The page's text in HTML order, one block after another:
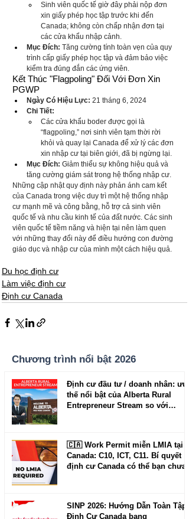
Sinh viên quốc tế giờ đây phải nộp đơn
xin giấy phép học tập trước khi đến
Canada; không còn chấp nhận đơn tại
các cửa khẩu nhập cảnh.
Mục Đích: Tăng cường tính toàn vẹn của quy
trình cấp giấy phép học tập và đảm bảo việc
kiểm tra đúng đắn các ứng viên.
Kết Thúc "Flagpoling" Đối Với Đơn Xin
PGWP
Ngày Có Hiệu Lực: 21 tháng 6, 2024
Chi Tiết:
Các cửa khẩu boder được gọi là
“flagpoling,” nơi sinh viên tạm thời rời
khỏi và quay lại Canada để xử lý các đơn
xin nhập cư tại biên giới, đã bị ngừng lại.
Mục Đích: Giảm thiểu sự không hiệu quả và
tăng cường giám sát trong hệ thống nhập cư.
Những cập nhật quy định này phản ánh cam kết
của Canada trong việc duy trì một hệ thống nhập
cư mạnh mẽ và công bằng, hỗ trợ cả sinh viên
quốc tế và nhu cầu kinh tế của đất nước. Các sinh
viên quốc tế tiềm năng và hiện tại nên làm quen
với những thay đổi này để điều hướng con đường
giáo dục và nhập cư của mình một cách hiệu quả.
Du học định cư
Làm việc định cư
Định cư Canada
Chương trình nổi bật 2026
Định cư đầu tư / doanh nhân: ưu
thế nổi bật của Alberta Rural
Entrepreneur Stream so với
🇨🇦 Work Permit miễn LMIA tại
Canada: C10, ICT, C11. Bí quyết
định cư Canada có thể bạn chưa
SINP 2026: Hướng Dẫn Toàn Tập
Định Cư Canada bang